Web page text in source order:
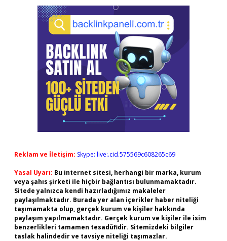
Reklam ve İletişim: Skype: live:.cid.575569c608265c69
Yasal Uyarı: Bu internet sitesi, herhangi bir marka, kurum
veya şahıs şirketi ile hiçbir bağlantısı bulunmamaktadır.
Sitede yalnızca kendi hazırladığımız makaleler
paylaşılmaktadır. Burada yer alan içerikler haber niteliği
taşımamakta olup, gerçek kurum ve kişiler hakkında
paylaşım yapılmamaktadır. Gerçek kurum ve kişiler ile isim
benzerlikleri tamamen tesadüfidir. Sitemizdeki bilgiler
taslak halindedir ve tavsiye niteliği taşımazlar.